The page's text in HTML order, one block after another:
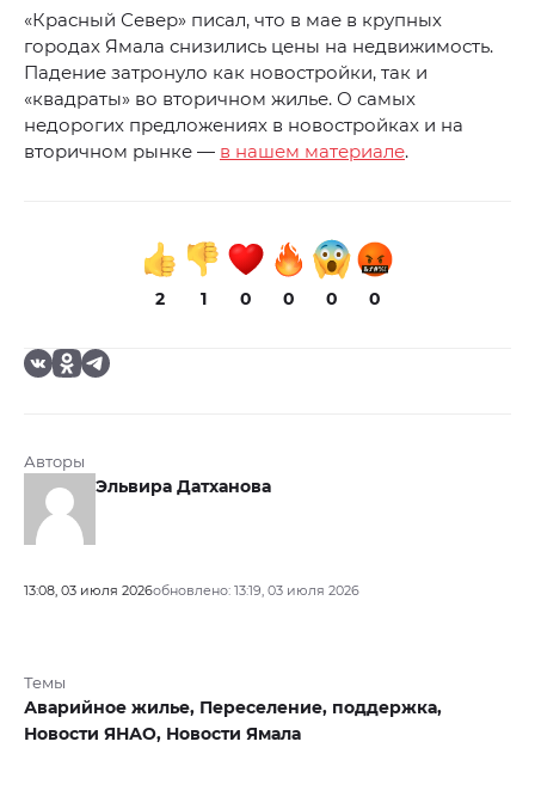
«Красный Север» писал, что в мае в крупных
городах Ямала снизились цены на недвижимость.
Падение затронуло как новостройки, так и
«квадраты» во вторичном жилье. О самых
недорогих предложениях в новостройках и на
вторичном рынке — в нашем материале.
2 1 0 0 0 0
Авторы
Эльвира Датханова
13:08, 03 июля 2026обновлено: 13:19, 03 июля 2026
Темы
Аварийное жилье, Переселение, поддержка,
Новости ЯНАО, Новости Ямала